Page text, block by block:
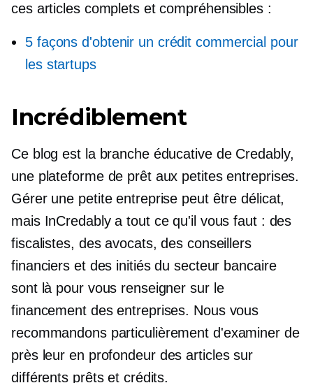
ces articles complets et compréhensibles :
5 façons d'obtenir un crédit commercial pour
les startups
Incrédiblement
Ce blog est la branche éducative de Credably,
une plateforme de prêt aux petites entreprises.
Gérer une petite entreprise peut être délicat,
mais InCredably a tout ce qu'il vous faut : des
fiscalistes, des avocats, des conseillers
financiers et des initiés du secteur bancaire
sont là pour vous renseigner sur le
financement des entreprises. Nous vous
recommandons particulièrement d'examiner de
près leuren profondeurdes articles sur
différents prêts et crédits.